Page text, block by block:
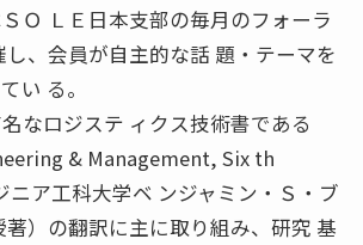
Ｏ ＬＥ日本支部の毎月のフォーラ
、会員が自主的な話 題・テーマを
い る。
なロジステ ィクス技術書である
& Management, Six th
ア工科大学ベ ンジャミン・Ｓ・ブ
）の翻訳に主に取り組み、研究 基